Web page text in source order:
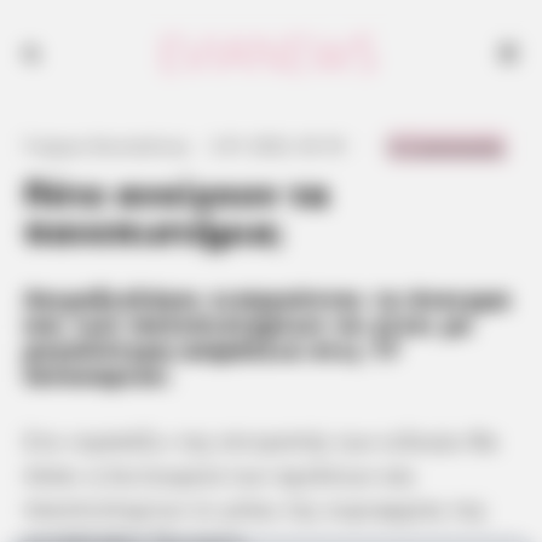
Πότε ανοίγουν τα
πανεπιστήμια;
Λοιμοξιολόγοι εισηγούνται το άνοιγμα
και των πανεπιστημίων να γίνει με
μεγαλύτερη ασφάλεια στις 17